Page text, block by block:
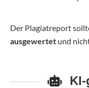
Der Plagiatreport
ausgewertet und